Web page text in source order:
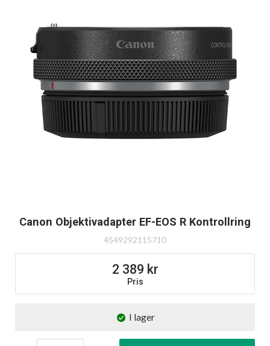
Canon Objektivadapter EF-EOS R Kontrollring
4549292115710
Pris
2 389
I lager